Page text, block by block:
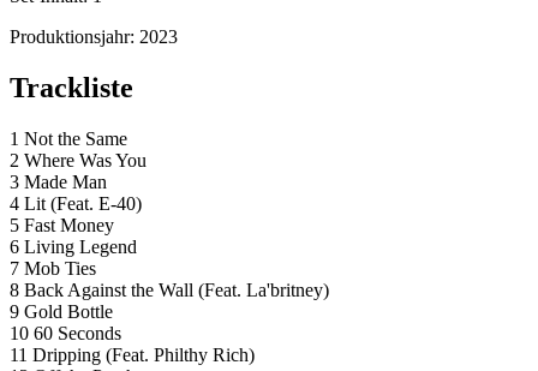
Produktionsjahr: 2023
Trackliste
1 Not the Same
2 Where Was You
3 Made Man
4 Lit (Feat. E-40)
5 Fast Money
6 Living Legend
7 Mob Ties
8 Back Against the Wall (Feat. La'britney)
9 Gold Bottle
10 60 Seconds
11 Dripping (Feat. Philthy Rich)